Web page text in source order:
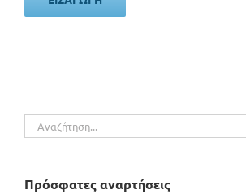
Αναζήτηση
για:
Πρόσφατες αναρτήσεις